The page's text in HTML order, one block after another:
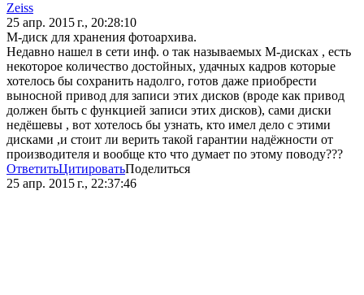
Zeiss
25 апр. 2015 г., 20:28:10
M-диск для хранения фотоархива.
Недавно нашел в сети инф. о так называемых М-дисках , есть
некоторое количество достойных, удачных кадров которые
хотелось бы сохранить надолго, готов даже приобрести
выносной привод для записи этих дисков (вроде как привод
должен быть с функцией записи этих дисков), сами диски
недёшевы , вот хотелось бы узнать, кто имел дело с этими
дисками ,и стоит ли верить такой гарантии надёжности от
производителя и вообще кто что думает по этому поводу???
ОтветитьЦитироватьПоделиться
25 апр. 2015 г., 22:37:46